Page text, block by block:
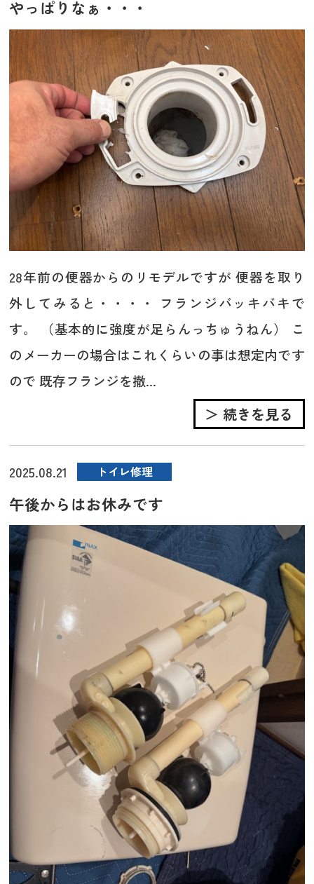
やっぱりなぁ・・・
28年前の便器からのリモデルですが 便器を取り
外してみると・・・・ フランジバッキバキで
す。 （基本的に強度が足らんっちゅうねん） こ
のメーカーの場合はこれくらいの事は想定内です
ので 既存フランジを撤...
＞ 続きを見る
2025.08.21 トイレ修理
午後からはお休みです